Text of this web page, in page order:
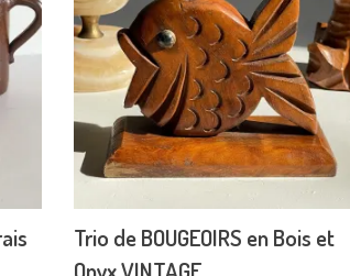
Trio de BOUGEOIRS en Bois et
Onyx VINTAGE